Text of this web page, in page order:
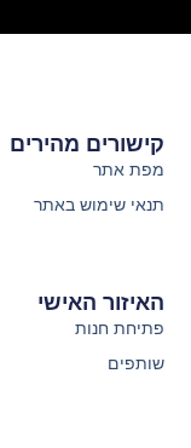
האיזור האישי
פתיחת חנות
שותפים
קישורים מהירים
מפת אתר
תנאי שימוש באתר